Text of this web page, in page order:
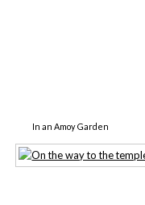
In an Amoy Garden